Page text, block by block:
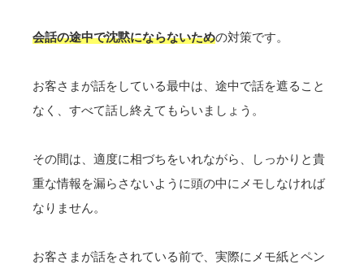
会話の途中で沈黙にならないための対策です。
お客さまが話をしている最中は、途中で話を遮ること
なく、すべて話し終えてもらいましょう。
その間は、適度に相づちをいれながら、
しっかりと貴
重な情報を漏らさないように頭の中にメモしなければ
なりません。
お客さまが話をされている前で、実際にメモ紙とペン